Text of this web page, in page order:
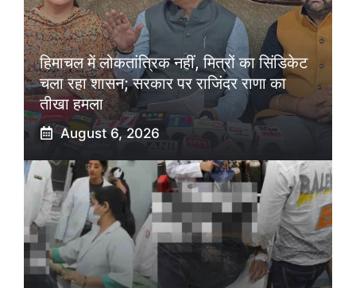
हिमाचल में लोकतांत्रिक नहीं, मित्रों का सिंडिकेट
चला रहा शासन; सरकार पर राजिंदर राणा का
तीखा हमला
August 6, 2026